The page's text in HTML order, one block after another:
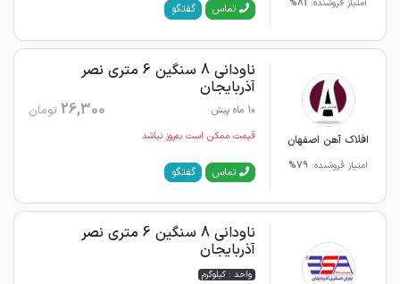
امتیاز فروشنده: 81% تماس گفتگو
افلاک آهن اصفهان
امتیاز فروشنده: 79%
ناودانی 8 سنگین 6 متری نصر
آذربایجان
10 ماه پیش 26,300 تومان
قیمت ممکن است به‌روز نباشد
تماس گفتگو
ناودانی 8 سنگین 6 متری نصر
آذربایجان
واحد : کیلوگرم